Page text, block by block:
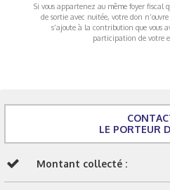
Si vous appartenez au même foyer fiscal
de sortie avec nuitée, votre don
s’ajoute à la contribution que vous
participation de votre
LE PORTEUR
Montant collecté :